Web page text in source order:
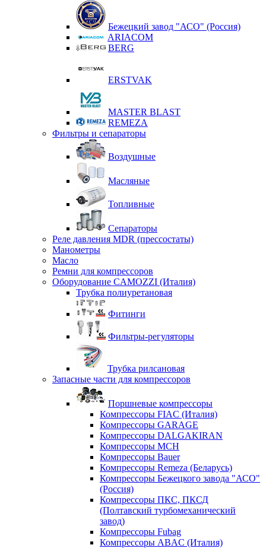
Бежецкий завод "АСО" (Россия)
ARIACOM
BERG
ERSTVAK
MASTER BLAST
REMEZA
Фильтры и сепараторы
Воздушные
Масляные
Топливные
Сепараторы
Реле давления MDR (прессостаты)
Манометры
Масло
Ремни для компрессоров
Оборудование CAMOZZI (Италия)
Трубка полиуретановая
Фитинги
Фильтры-регуляторы
Трубка рилсановая
Запасные части для компрессоров
Поршневые компрессоры
Компрессоры FIAC (Италия)
Компрессоры GARAGE
Компрессоры DALGAKIRAN
Компрессоры MCH
Компрессоры Bauer
Компрессоры Remeza (Беларусь)
Компрессоры Бежецкого завода "АСО"
(Россия)
Компрессоры ПКС, ПКСД
(Полтавский турбомеханический
завод)
Компрессоры Fubag
Компрессоры ABAC (Италия)